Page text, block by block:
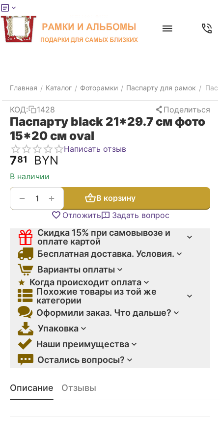
Главная / Каталог / Фоторамки / Паспарту для рамок /
КОД: 1428 Поделиться
Паспарту black 21*29.7 см фото
15*20 см oval
Написать отзыв
781 BYN
В наличии
+
−
В корзину
Отложить
Задать вопрос
Скидка 15% при самовывозе и
оплате картой
Бесплатная доставка. Условия.
Варианты оплаты
Когда происходит оплата
Похожие товары из той же
категории
Оформили заказ. Что дальше?
Упаковка
Наши преимущества
Остались вопросы?
Описание Отзывы
Меню
товары